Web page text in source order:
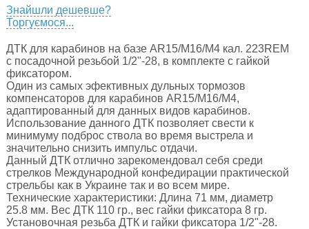
Знайшли дешевше?
Торгуємося...
ДТК для карабинов на базе AR15/M16/M4 кал. 223REM
с посадочной резьбой 1/2"-28, в комплекте с гайкой
фиксатором.
Один из самых эфективных дульных тормозов
компенсаторов для карабинов AR15/M16/M4,
адаптированный для данных видов карабинов.
Использование данного ДТК позволяет свести к
минимуму подброс ствола во время выстрела и
значительно снизить импульс отдачи.
Данный ДТК отлично зарекомендовал себя среди
стрелков Международной конфедирации практической
стрельбы как в Украине так и во всем мире.
Технические характеристики: Длина 71 мм, диаметр
25.8 мм. Вес ДТК 110 гр., вес гайки фиксатора 8 гр.
Установочная резьба ДТК и гайки фиксатора 1/2"-28.